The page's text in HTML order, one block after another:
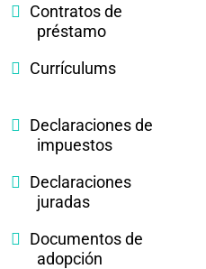
Contratos de
préstamo
Currículums
Declaraciones de
impuestos
Declaraciones
juradas
Documentos de
adopción